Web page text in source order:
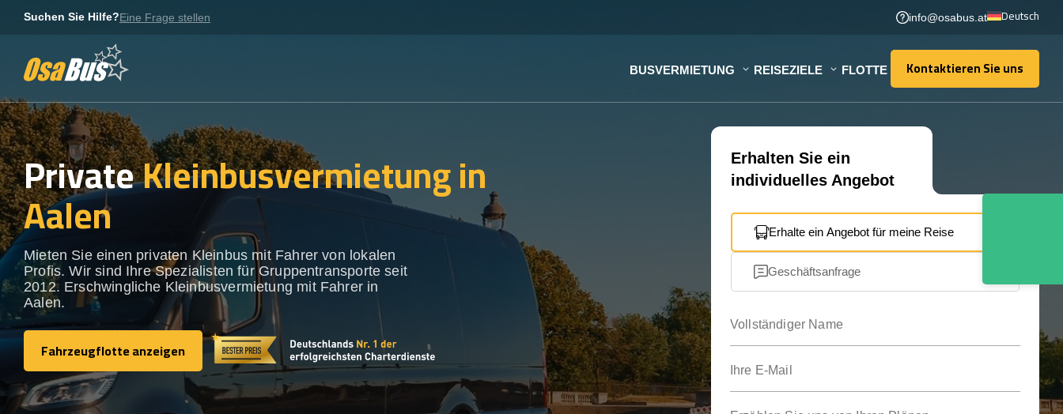
Suchen Sie Hilfe?Eine Frage stellen info@osabus.at Deutsch
BUSVERMIETUNG REISEZIELE FLOTTE Kontaktieren Sie uns
Kontaktieren Sie uns
PrivateKleinbusvermietung in
Aalen
Mieten Sie einen privaten Kleinbus mit Fahrer von lokalen
Profis. Wir sind Ihre Spezialisten für Gruppentransporte seit
2012. Erschwingliche Kleinbusvermietung mit Fahrer in
Aalen.
Fahrzeugflotte anzeigen
Fahrzeugflotte anzeigen
Erhalten Sie ein
individuelles Angebot
Erhalte ein Angebot für meine Reise
Geschäftsanfrage